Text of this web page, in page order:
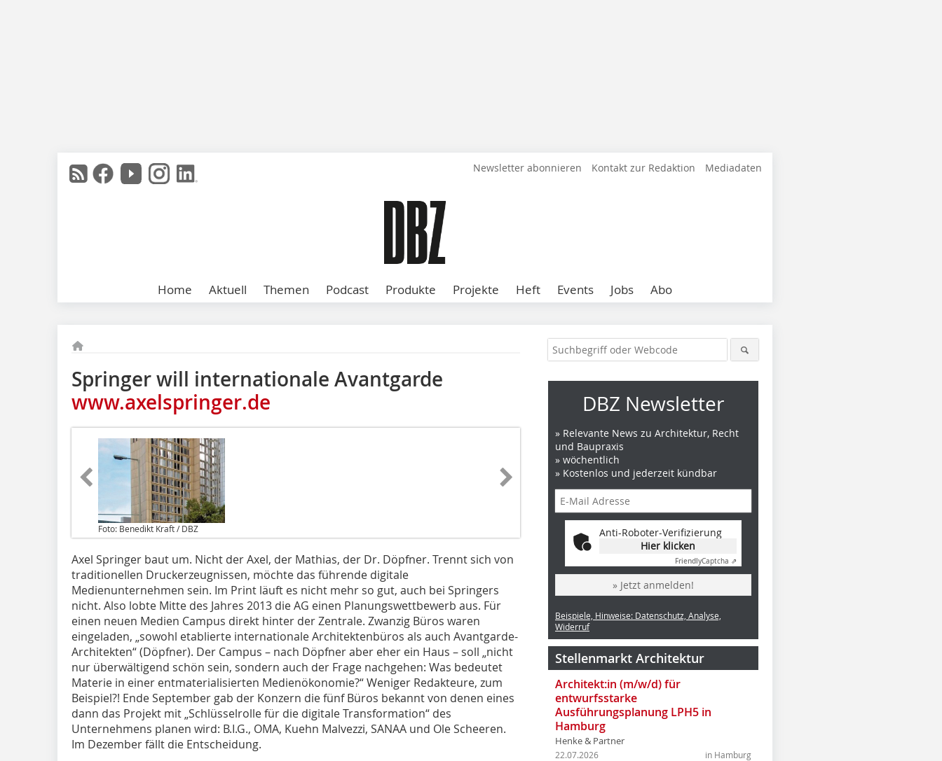
Newsletter abonnieren Kontakt zur Redaktion Mediadaten
Home Aktuell Themen Podcast Produkte Projekte Heft Events Jobs Abo
Springer will internationale Avantgarde
www.axelspringer.de
Foto: Benedikt Kraft / DBZ
Axel Springer baut um. Nicht der Axel, der Mathias, der Dr. Döpfner. Trennt sich von
traditionellen Druckerzeugnissen, möchte das führende digitale
Medienunternehmen sein. Im Print läuft es nicht mehr so gut, auch bei Springers
nicht. Also lobte Mitte des Jahres 2013 die AG einen Planungswettbewerb aus. Für
einen neuen Medien Campus direkt hinter der Zentrale. Zwanzig Büros waren
eingeladen, „sowohl etablierte internationale Archi­tektenbüros als auch Avantgarde-
Architekten“ (Döpfner). Der Campus – nach Döpfner aber eher ein Haus – soll „nicht
nur überwältigend schön sein, sondern auch der Frage nachgehen: Was bedeutet
Materie in einer entmaterialisierten Medienökonomie?“ Weniger Redakteure, zum
Beispiel?! Ende September gab der Konzern die fünf Büros bekannt von denen eines
dann das Projekt mit „Schlüsselrolle für die digitale Transformation“ des
Unternehmens planen wird: B.I.G., OMA, Kuehn Malvezzi, SANAA und Ole Scheeren.
Im Dezember fällt die Entscheidung.
DBZ Newsletter
» Relevante News zu Architektur, Recht
und Baupraxis
» wöchentlich
» Kostenlos und jederzeit kündbar
Anti-Roboter-Verifizierung
Hier klicken
FriendlyCaptcha ⇗
» Jetzt anmelden!
Beispiele, Hinweise: Datenschutz, Analyse,
Widerruf
Stellenmarkt Architektur
Architekt:in (m/w/d) für
entwurfsstarke
Ausführungsplanung LPH5 in
Hamburg
Henke & Partner
in Hamburg
22.07.2026